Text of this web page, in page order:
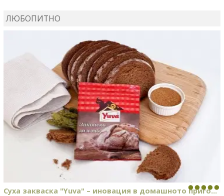
ЛЮБОПИТНО
Суха закваска "Yuva" – иновация в домашното приго...